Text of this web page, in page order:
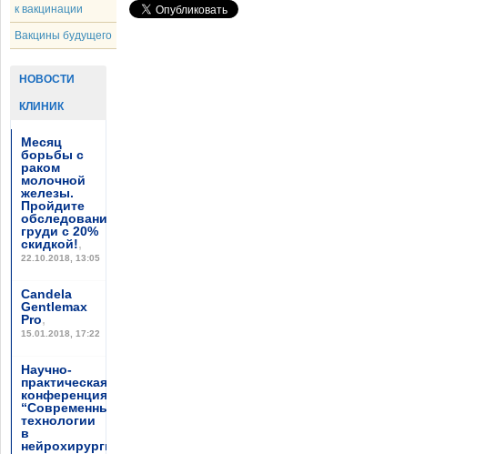
к вакцинации
Вакцины будущего
НОВОСТИ
КЛИНИК
Месяц
борьбы с
раком
молочной
железы.
Пройдите
обследование
груди с 20%
скидкой!,
22.10.2018, 13:05
Candela
Gentlemax
Pro,
15.01.2018, 17:22
Научно-
практическая
конференция
“Современные
технологии
в
нейрохирургии”